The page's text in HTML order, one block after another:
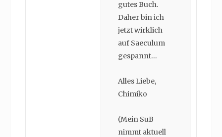
gutes Buch.
Daher bin ich
jetzt wirklich
auf Saeculum
gespannt…
Alles Liebe,
Chimiko
(Mein SuB
nimmt aktuell